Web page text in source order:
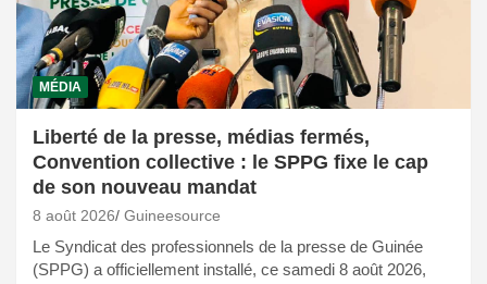
MÉDIA
Liberté de la presse, médias fermés,
Convention collective : le SPPG fixe le cap
de son nouveau mandat
8 août 2026 Guineesource
Le Syndicat des professionnels de la presse de Guinée
(SPPG) a officiellement installé, ce samedi 8 août 2026,